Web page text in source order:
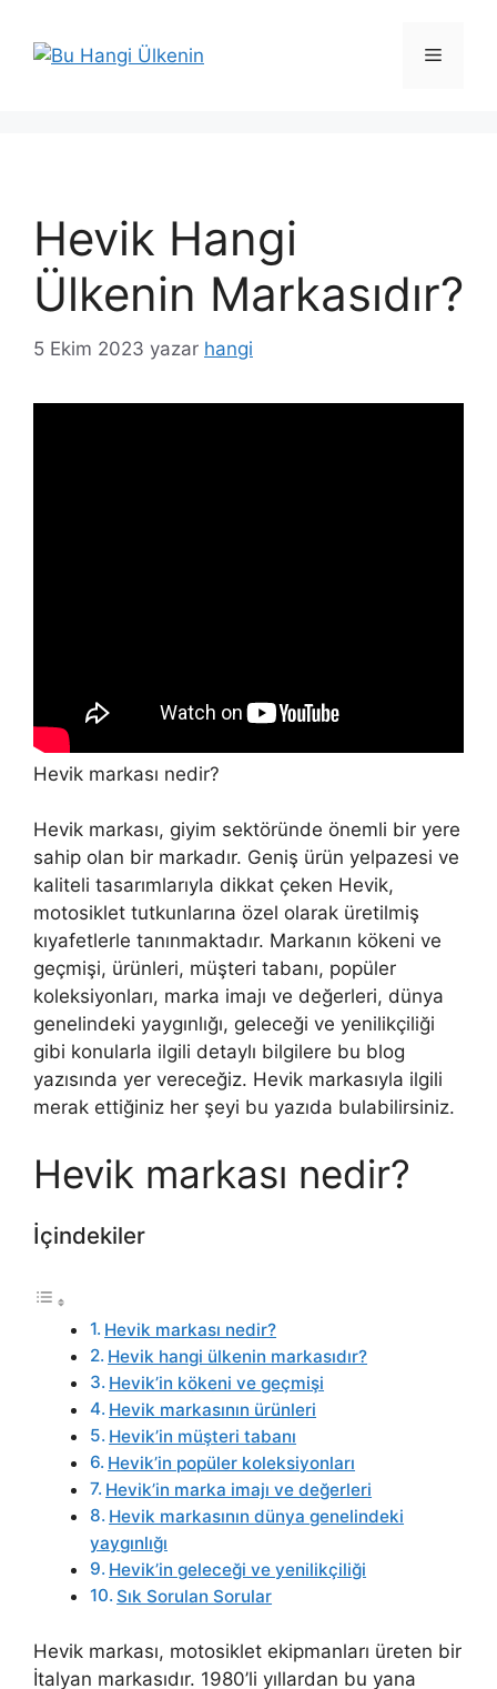
Menü
Hevik Hangi
Ülkenin Markasıdır?
5 Ekim 2023 yazar hangi
Hevik markası nedir?
Hevik markası, giyim sektöründe önemli bir yere
sahip olan bir markadır. Geniş ürün yelpazesi ve
kaliteli tasarımlarıyla dikkat çeken Hevik,
motosiklet tutkunlarına özel olarak üretilmiş
kıyafetlerle tanınmaktadır. Markanın kökeni ve
geçmişi, ürünleri, müşteri tabanı, popüler
koleksiyonları, marka imajı ve değerleri, dünya
genelindeki yaygınlığı, geleceği ve yenilikçiliği
gibi konularla ilgili detaylı bilgilere bu blog
yazısında yer vereceğiz. Hevik markasıyla ilgili
merak ettiğiniz her şeyi bu yazıda bulabilirsiniz.
Hevik markası nedir?
İçindekiler
Hevik markası nedir?
Hevik hangi ülkenin markasıdır?
Hevik’in kökeni ve geçmişi
Hevik markasının ürünleri
Hevik’in müşteri tabanı
Hevik’in popüler koleksiyonları
Hevik’in marka imajı ve değerleri
Hevik markasının dünya genelindeki
yaygınlığı
Hevik’in geleceği ve yenilikçiliği
Sık Sorulan Sorular
Hevik markası, motosiklet ekipmanları üreten bir
İtalyan markasıdır. 1980’li yıllardan bu yana